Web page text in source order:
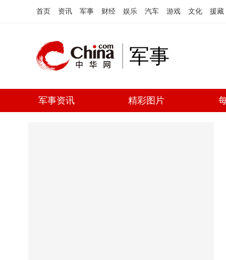
首页 资讯 军事 财经 娱乐 汽车 游戏 文化 援藏
军事
军事资讯 精彩图片